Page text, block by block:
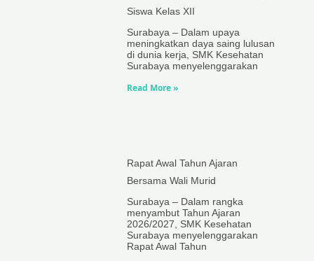
Siswa Kelas XII
Surabaya – Dalam upaya
meningkatkan daya saing lulusan
di dunia kerja, SMK Kesehatan
Surabaya menyelenggarakan
Read More »
Rapat Awal Tahun Ajaran
Bersama Wali Murid
Surabaya – Dalam rangka
menyambut Tahun Ajaran
2026/2027, SMK Kesehatan
Surabaya menyelenggarakan
Rapat Awal Tahun